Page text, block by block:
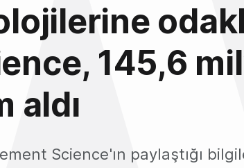
145,6
aldı
Science'ın paylaştığı